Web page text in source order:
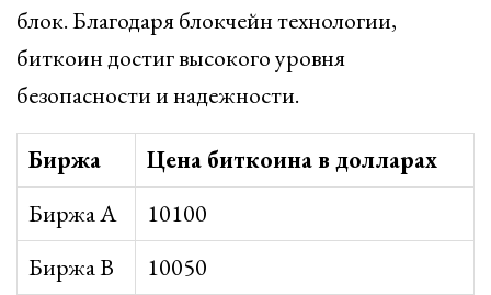
блок. Благодаря блокчейн технологии,
биткоин достиг высокого уровня
безопасности и надежности.
Биржа
Цена биткоина в долларах
Биржа A
10100
Биржа B
10050